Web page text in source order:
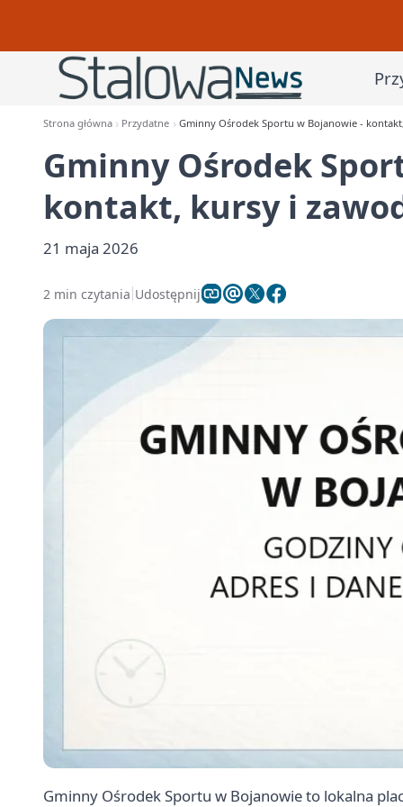
Strona główna Przydatne Gminny Ośrodek Sportu w Bojanowie -
Gminny Ośrodek
kontakt, kursy i
21 maja 2026
2 min czytania Udostępnij
Gminny Ośrodek Sportu w Bojanowie to lokalna